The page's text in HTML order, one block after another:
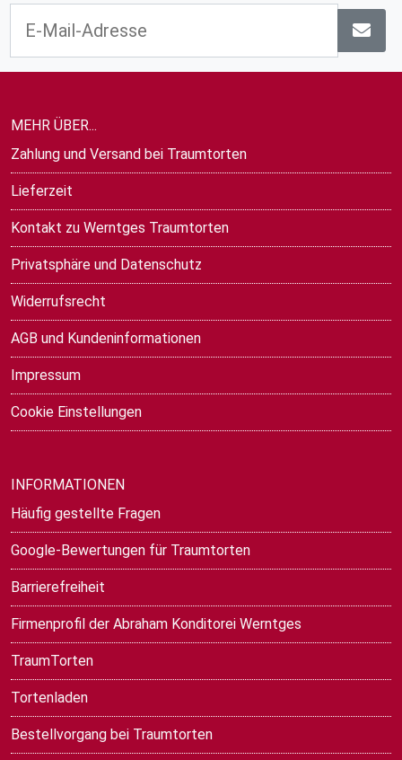
MEHR ÜBER...
Zahlung und Versand bei Traumtorten
Lieferzeit
Kontakt zu Werntges Traumtorten
Privatsphäre und Datenschutz
Widerrufsrecht
AGB und Kundeninformationen
Impressum
Cookie Einstellungen
INFORMATIONEN
Häufig gestellte Fragen
Google-Bewertungen für Traumtorten
Barrierefreiheit
Firmenprofil der Abraham Konditorei Werntges
TraumTorten
Tortenladen
Bestellvorgang bei Traumtorten